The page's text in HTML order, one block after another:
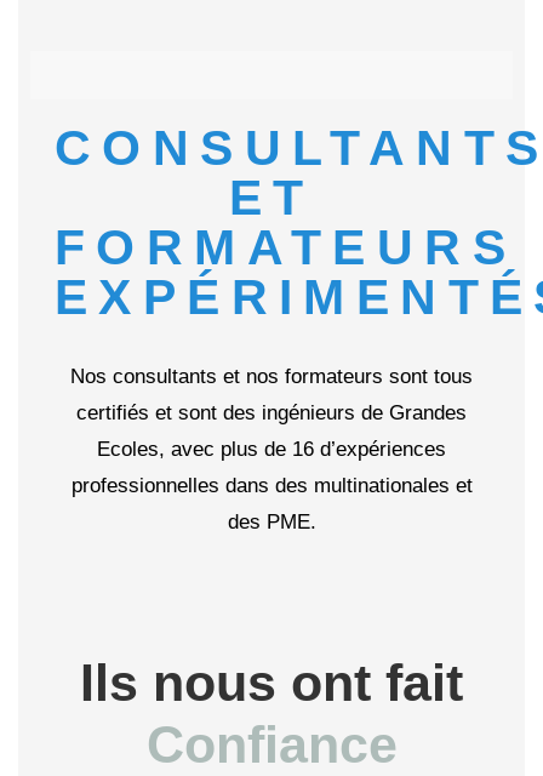
ET
FORMATEURS
Nos consultants et nos formateurs sont tous
certifiés et sont des ingénieurs de Grandes
Ecoles, avec plus de 16 d’expériences
professionnelles dans des multinationales et
des PME.
Ils nous ont fait
Confiance